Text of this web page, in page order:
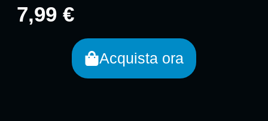
7,99 €
Acquista ora